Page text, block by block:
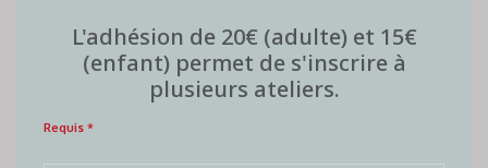
L'adhésion de 20€ (adulte) et 15€
(enfant) permet de s'inscrire à
plusieurs ateliers.
Requis *